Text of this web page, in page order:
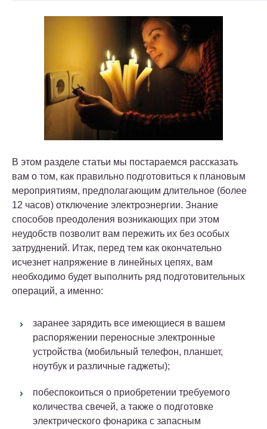
В этом разделе статьи мы постараемся рассказать
вам о том, как правильно подготовиться к плановым
мероприятиям, предполагающим длительное (более
12 часов) отключение электроэнергии. Знание
способов преодоления возникающих при этом
неудобств позволит вам пережить их без особых
затруднений. Итак, перед тем как окончательно
исчезнет напряжение в линейных цепях, вам
необходимо будет выполнить ряд подготовительных
операций, а именно:
заранее зарядить все имеющиеся в вашем
распоряжении переносные электронные
устройства (мобильный телефон, планшет,
ноутбук и различные гаджеты);
побеспокоиться о приобретении требуемого
количества свечей, а также о подготовке
электрического фонарика с запасным